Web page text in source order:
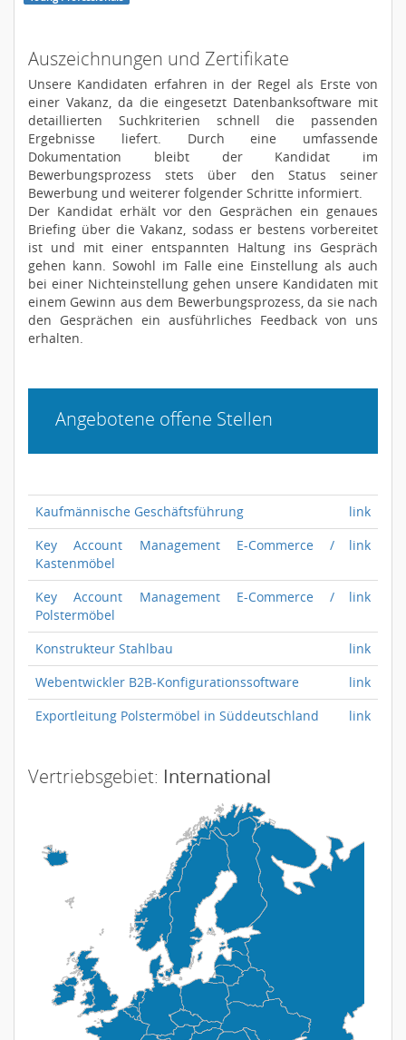
Auszeichnungen und Zertifikate
Unsere Kandidaten erfahren in der Regel als Erste von
einer Vakanz, da die eingesetzt Datenbanksoftware mit
detaillierten Suchkriterien schnell die passenden
Ergebnisse liefert. Durch eine umfassende
Dokumentation bleibt der Kandidat im
Bewerbungsprozess stets über den Status seiner
Bewerbung und weiterer folgender Schritte informiert.
Der Kandidat erhält vor den Gesprächen ein genaues
Briefing über die Vakanz, sodass er bestens vorbereitet
ist und mit einer entspannten Haltung ins Gespräch
gehen kann. Sowohl im Falle eine Einstellung als auch
bei einer Nichteinstellung gehen unsere Kandidaten mit
einem Gewinn aus dem Bewerbungsprozess, da sie nach
den Gesprächen ein ausführliches Feedback von uns
erhalten.
Angebotene offene Stellen
Kaufmännische Geschäftsführung
link
Key Account Management E-Commerce /
Kastenmöbel
link
Key Account Management E-Commerce /
Polstermöbel
link
Konstrukteur Stahlbau
link
Webentwickler B2B-Konfigurationssoftware
link
Exportleitung Polstermöbel in Süddeutschland
link
Vertriebsgebiet: International